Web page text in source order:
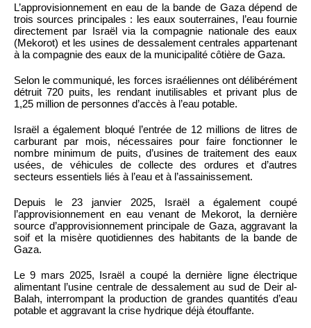
L’approvisionnement en eau de la bande de Gaza dépend de
trois sources principales : les eaux souterraines, l’eau fournie
directement par Israël via la compagnie nationale des eaux
(Mekorot) et les usines de dessalement centrales appartenant
à la compagnie des eaux de la municipalité côtière de Gaza.
Selon le communiqué, les forces israéliennes ont délibérément
détruit 720 puits, les rendant inutilisables et privant plus de
1,25 million de personnes d’accès à l’eau potable.
Israël a également bloqué l’entrée de 12 millions de litres de
carburant par mois, nécessaires pour faire fonctionner le
nombre minimum de puits, d’usines de traitement des eaux
usées, de véhicules de collecte des ordures et d’autres
secteurs essentiels liés à l’eau et à l’assainissement.
Depuis le 23 janvier 2025, Israël a également coupé
l’approvisionnement en eau venant de Mekorot, la dernière
source d’approvisionnement principale de Gaza, aggravant la
soif et la misère quotidiennes des habitants de la bande de
Gaza.
Le 9 mars 2025, Israël a coupé la dernière ligne électrique
alimentant l’usine centrale de dessalement au sud de Deir al-
Balah, interrompant la production de grandes quantités d’eau
potable et aggravant la crise hydrique déjà étouffante.